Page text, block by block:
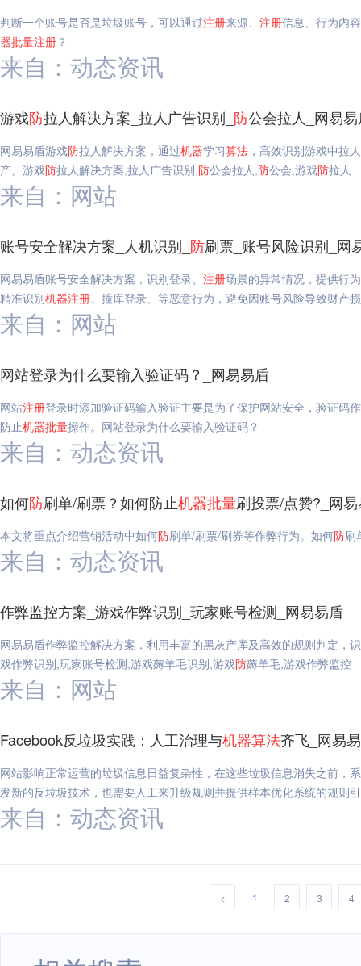
判断一个账号是否是垃圾账号，可以通过注册来源、 注册信息、行为内
器批量注册 ？
来自：动态资讯
游戏防拉人解决方案_拉人广告识别_ 防公会拉人_网易
网易易盾游戏防拉人解决方案，通过机器学习算法 ，高效识别游戏中拉
产。游戏防拉人解决方案,拉人广告识别,防公会拉人,防公会,游戏防拉人
来自：网站
账号安全解决方案_人机识别_ 防刷票_账号风险识别_网
网易易盾账号安全解决方案，识别登录、 注册场景的异常情况，提供行
精准识别机器注册、撞库登录、等恶意行为，避免因账号风险导致财产
来自：网站
网站登录为什么要输入验证码？_网易易盾
网站注册登录时添加验证码输入验证主要是为了保护网站安全，验证码
防止机器批量操作。网站登录为什么要输入验证码？
来自：动态资讯
如何防刷单/刷票？如何防止机器批量刷投票/点赞?_网
本文将重点介绍营销活动中如何防刷单/刷票/刷券等作弊行为。如何防刷
来自：动态资讯
作弊监控方案_游戏作弊识别_玩家账号检测_网易易盾
网易易盾作弊监控解决方案，利用丰富的黑灰产库及高效的规则判定，
戏作弊识别,玩家账号检测,游戏薅羊毛识别,游戏防薅羊毛,游戏作弊监控
来自：网站
Facebook反垃圾实践：人工治理与机器算法齐飞_网易
网站影响正常运营的垃圾信息日益复杂性，在这些垃圾信息消失之前
发新的反垃圾技术，也需要人工来升级规则并提供样本优化系统的规则
来自：动态资讯
< 1 2 3 4